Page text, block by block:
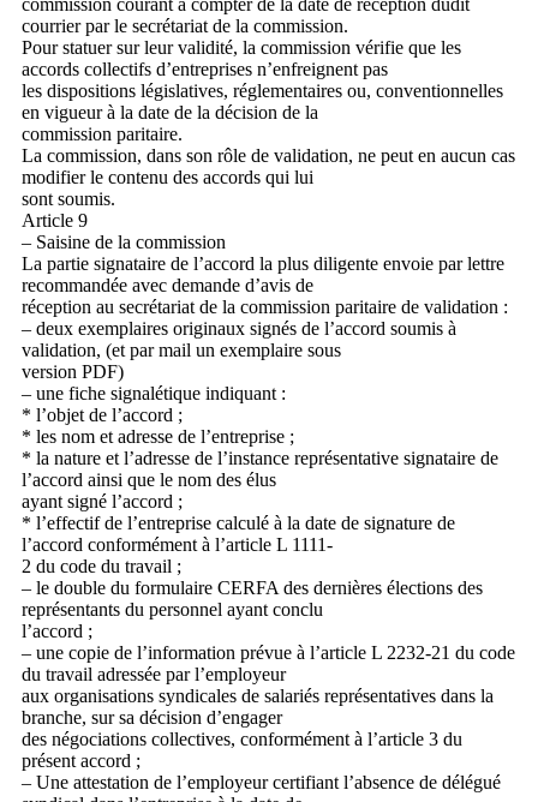
commission courant à compter de la date de réception dudit
courrier par le secrétariat de la commission.
Pour statuer sur leur validité, la commission vérifie que les
accords collectifs d’entreprises n’enfreignent pas
les dispositions législatives, réglementaires ou, conventionnelles
en vigueur à la date de la décision de la
commission paritaire.
La commission, dans son rôle de validation, ne peut en aucun cas
modifier le contenu des accords qui lui
sont soumis.
Article 9
– Saisine de la commission
La partie signataire de l’accord la plus diligente envoie par lettre
recommandée avec demande d’avis de
réception au secrétariat de la commission paritaire de validation :
– deux exemplaires originaux signés de l’accord soumis à
validation, (et par mail un exemplaire sous
version PDF)
– une fiche signalétique indiquant :
* l’objet de l’accord ;
* les nom et adresse de l’entreprise ;
* la nature et l’adresse de l’instance représentative signataire de
l’accord ainsi que le nom des élus
ayant signé l’accord ;
* l’effectif de l’entreprise calculé à la date de signature de
l’accord conformément à l’article L 1111-
2 du code du travail ;
– le double du formulaire CERFA des dernières élections des
représentants du personnel ayant conclu
l’accord ;
– une copie de l’information prévue à l’article L 2232-21 du code
du travail adressée par l’employeur
aux organisations syndicales de salariés représentatives dans la
branche, sur sa décision d’engager
des négociations collectives, conformément à l’article 3 du
présent accord ;
– Une attestation de l’employeur certifiant l’absence de délégué